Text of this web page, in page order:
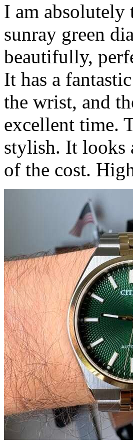
I am absolutely
sunray green
beautifully,
It has a
the wrist, and
excellent time.
stylish. It looks
of the cost.